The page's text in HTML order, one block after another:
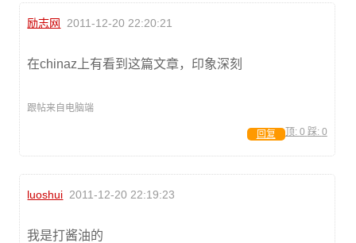
励志网 2011-12-20 22:20:21
在chinaz上有看到这篇文章，印象深刻
跟帖来自电脑端
顶: 0 踩: 0
回复
luoshui 2011-12-20 22:19:23
我是打酱油的